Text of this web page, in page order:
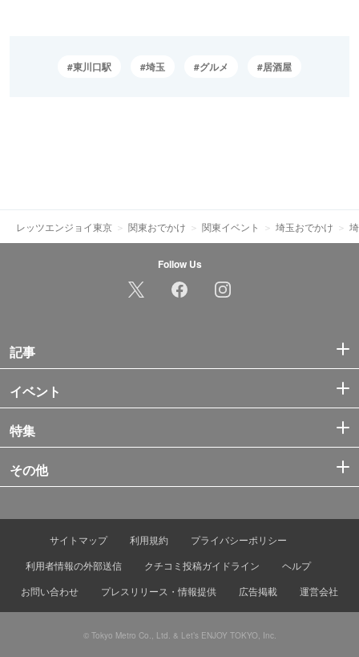
東川口駅 埼玉 グルメ 居酒屋
レッツエンジョイ東京 関東おでかけ 関東イベント 埼玉おでかけ
Follow Us
記事
イベント
特集
その他
サイトマップ 利用規約
プライバシーポリシー
利用者情報の外部送信
クチコミ投稿ガイドライン
ヘルプ
お問い合わせ
プレスリリース・情報提供 広告掲載 運営会社
© Tokyo Metro Co., Ltd. & Let’s ENJOY TOKYO, Inc.